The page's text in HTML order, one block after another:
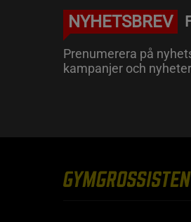
NYHETSBREV
Prenumerera på
kampanjer och